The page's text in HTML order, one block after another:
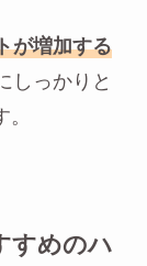
が増加する
しっかりと
すめのハ